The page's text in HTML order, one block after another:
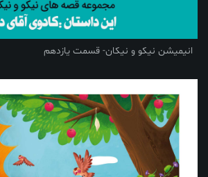
انیمیشن نیکو و نیکان- قسمت یازدهم